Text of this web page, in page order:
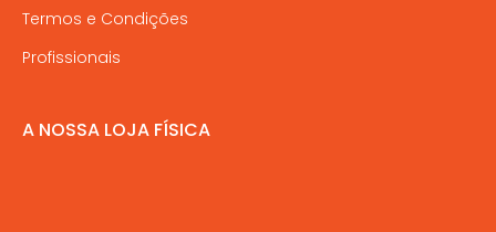
Termos e Condições
Profissionais
A NOSSA LOJA FÍSICA